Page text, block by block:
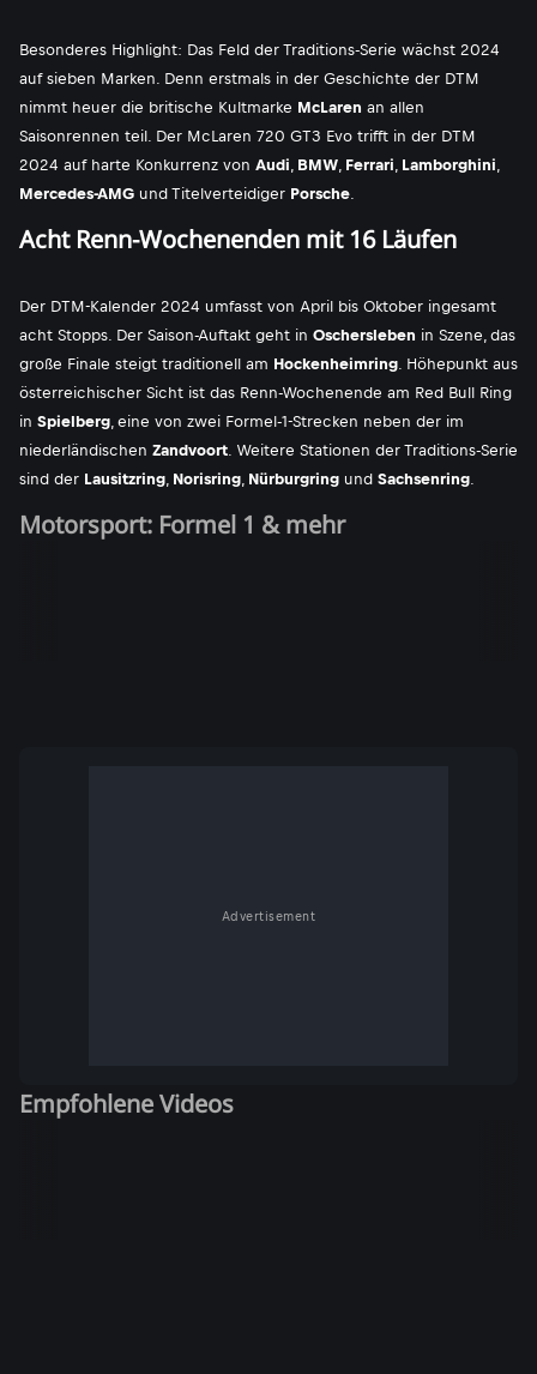
Besonderes Highlight: Das Feld der Traditions-Serie wächst 2024
auf sieben Marken. Denn erstmals in der Geschichte der DTM
nimmt heuer die britische Kultmarke McLaren an allen
Saisonrennen teil. Der McLaren 720 GT3 Evo trifft in der DTM
2024 auf harte Konkurrenz von Audi, BMW, Ferrari, Lamborghini,
Mercedes-AMG und Titelverteidiger Porsche.
Acht Renn-Wochenenden mit 16 Läufen
Der DTM-Kalender 2024 umfasst von April bis Oktober ingesamt
acht Stopps. Der Saison-Auftakt geht in Oschersleben in Szene, das
große Finale steigt traditionell am Hockenheimring. Höhepunkt aus
österreichischer Sicht ist das Renn-Wochenende am Red Bull Ring
in Spielberg, eine von zwei Formel-1-Strecken neben der im
niederländischen Zandvoort. Weitere Stationen der Traditions-Serie
sind der Lausitzring, Norisring, Nürburgring und Sachsenring.
Motorsport: Formel 1 & mehr
Advertisement
Empfohlene Videos